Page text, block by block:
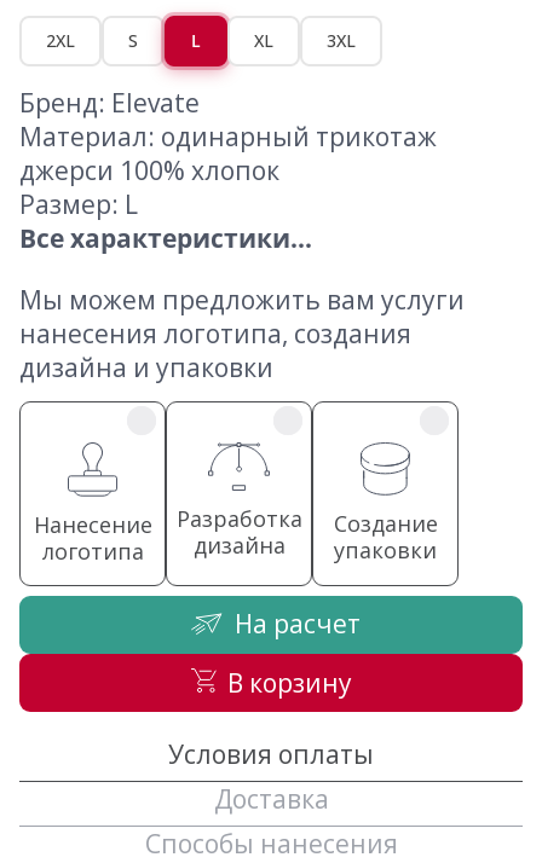
2XL S L XL 3XL
Бренд: Elevate
Материал: одинарный трикотаж
джерси 100% хлопок
Размер: L
Все характеристики...
Мы можем предложить вам услуги
нанесения логотипа, создания
дизайна и упаковки
Нанесение
логотипа
Разработка
дизайна
Создание
упаковки
На расчет
В корзину
Условия оплаты
Доставка
Способы нанесения